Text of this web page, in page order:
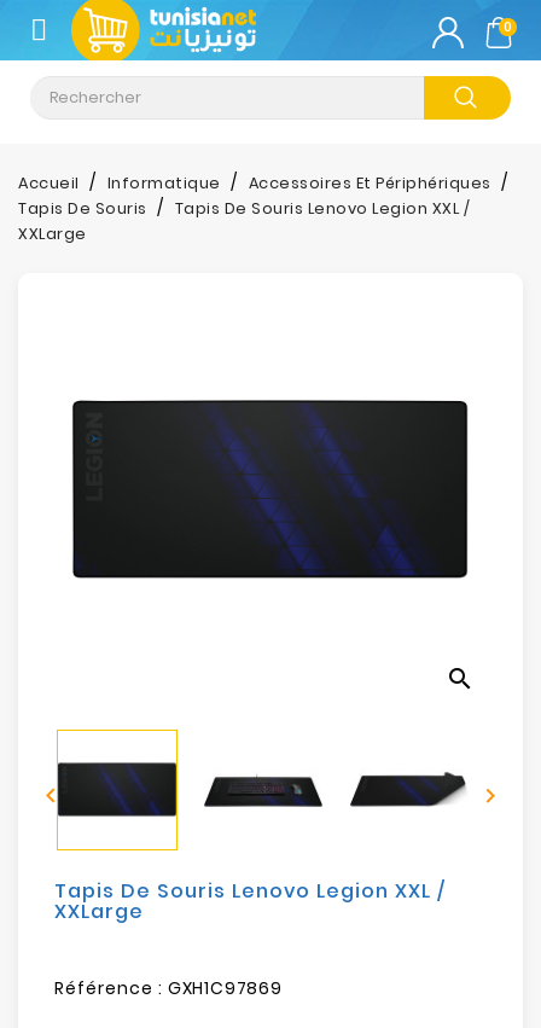
CATÉGORIE
Climatisation
Informatique
Téléphonie
Stockage
Electroménager
Sécurité
Mobilités
Loisirs
0
Accueil Informatique
Accessoires Et Périphériques
Tapis De Souris
Tapis De Souris Lenovo Legion XXL /
XXLarge
search
 
Tapis De Souris Lenovo Legion XXL /
XXLarge
Référence : GXH1C97869